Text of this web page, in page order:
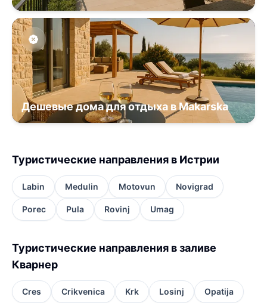
Дешевые дома для отдыха в Makarska
Туристические направления в Истрии
Labin Medulin Motovun Novigrad
Porec Pula Rovinj Umag
Туристические направления в заливе
Кварнер
Cres Crikvenica Krk Losinj Opatija